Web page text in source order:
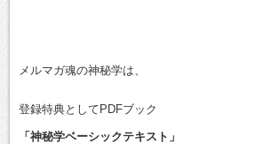
メルマガ魂の神秘学は、
登録特典としてPDFブック
「神秘学ベーシックテキスト」